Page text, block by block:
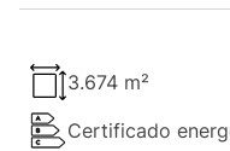
3.674 m²
Certificado